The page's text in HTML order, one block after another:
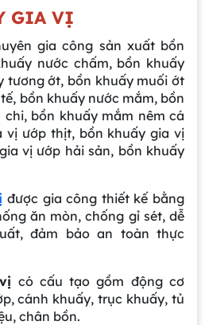
GIA VỊ
gia công sản xuất bồn
nước chấm, bồn khuấy
tương ớt, bồn khuấy muối ớt
bồn khuấy nước mắm, bồn
bồn khuấy mắm nêm cá
vị ướp thịt, bồn khuấy gia vị
vị ướp hải sản, bồn khuấy
được gia công thiết kế bằng
ăn mòn, chống gỉ sét, dễ
đảm bảo an toàn thực
có cấu tạo gồm động cơ
cánh khuấy, trục khuấy, tủ
chân bồn.